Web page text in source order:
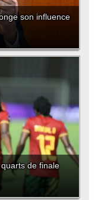
son influence
de finale